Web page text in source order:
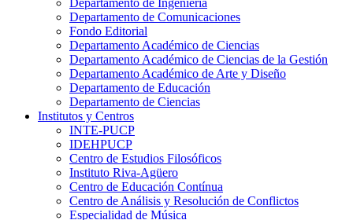
Departamento de Ingeniería
Departamento de Comunicaciones
Fondo Editorial
Departamento Académico de Ciencias
Departamento Académico de Ciencias de la Gestión
Departamento Académico de Arte y Diseño
Departamento de Educación
Departamento de Ciencias
Institutos y Centros
INTE-PUCP
IDEHPUCP
Centro de Estudios Filosóficos
Instituto Riva-Agüero
Centro de Educación Contínua
Centro de Análisis y Resolución de Conflictos
Especialidad de Música